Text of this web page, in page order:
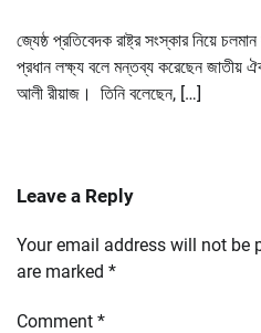
জ্যেষ্ঠ প্রতিবেদক রাষ্ট্র সংস্কার নিয়ে
প্রধান লক্ষ্য বলে মন্তব্য করেছেন জাতীয়
আলী রীয়াজ। তিনি বলেছেন, […]
Leave a Reply
Your email address will not be
are marked *
Comment *